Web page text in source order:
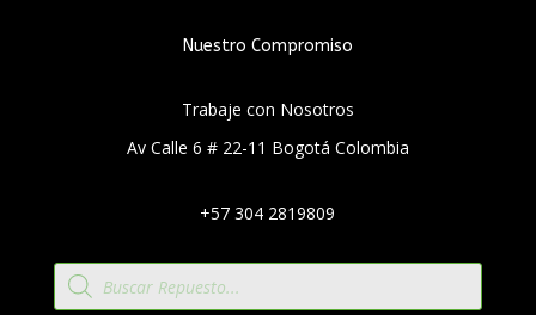
Nuestro Compromiso
Trabaje con Nosotros
Av Calle 6 # 22-11 Bogotá Colombia
+57 304 2819809
Búsqueda
de
productos